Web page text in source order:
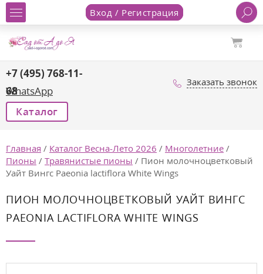
Вход / Регистрация
+7 (495) 768-11-
68
WhatsApp
Заказать звонок
Каталог
Главная / Каталог Весна-Лето 2026 / Многолетние /
Пионы / Травянистые пионы / Пион молочноцветковый
Уайт Вингс Paeonia lactiflora White Wings
ПИОН МОЛОЧНОЦВЕТКОВЫЙ УАЙТ ВИНГС
PAEONIA LACTIFLORA WHITE WINGS